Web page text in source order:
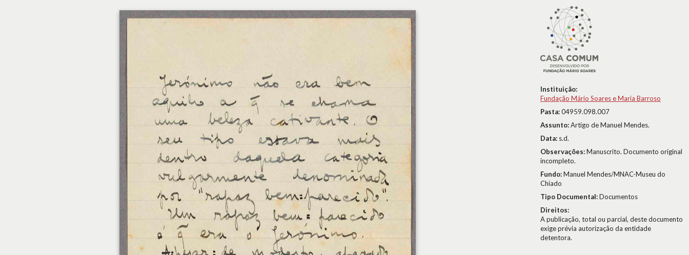
Instituição:
Fundação Mário Soares e Maria Barroso
Pasta:04959.098.007
Assunto:Artigo de Manuel Mendes.
Data: s.d.
Observações:Manuscrito. Documento original
incompleto.
Fundo:Manuel Mendes/MNAC-Museu do
Chiado
Tipo Documental:Documentos
Direitos:
A publicação, total ou parcial, deste documento
exige prévia autorização da entidade
detentora.